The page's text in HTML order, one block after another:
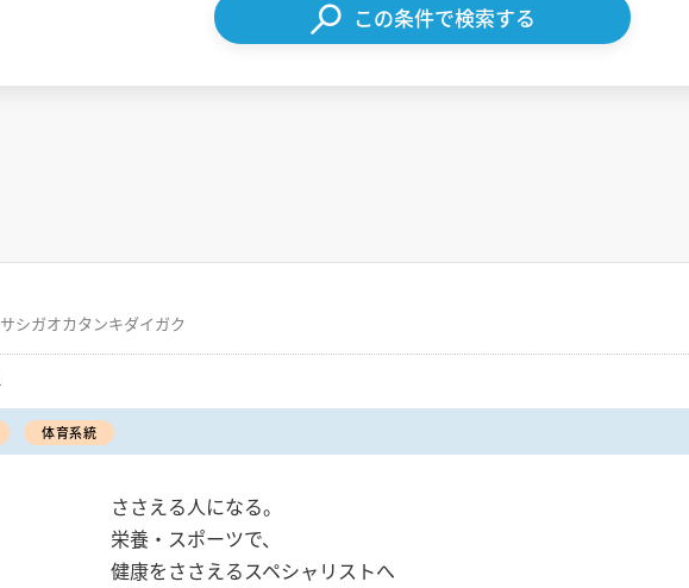
この条件で検索する
シガオカタンキダイガク
体育系統
ささえる人になる。
栄養・スポーツで、
健康をささえるスペシャリストへ